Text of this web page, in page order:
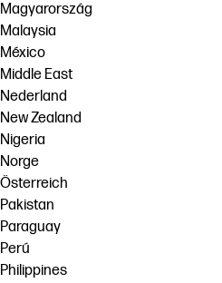
Magyarország
Malaysia
México
Middle East
Nederland
New Zealand
Nigeria
Norge
Österreich
Pakistan
Paraguay
Perú
Philippines